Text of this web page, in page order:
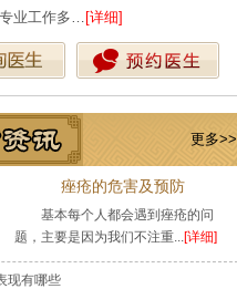
。从事皮… [详细]
更多>>
痤疮的危害及预防
基本每个人都会遇到痤疮的问
题，主要是因为我们不注重...[详细]
现有哪些